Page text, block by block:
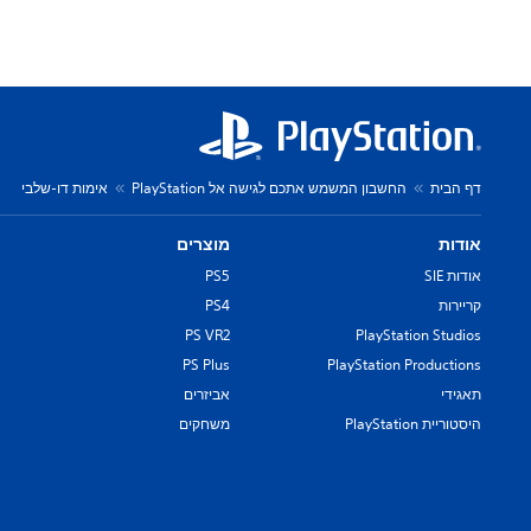
דף הבית החשבון המשמש אתכם לגישה אל PlayStation אימות דו-שלבי
אודות
אודות SIE
קריירות
PlayStation Studios
PlayStation Productions
תאגידי
היסטוריית PlayStation
מוצרים
PS5
PS4
PS VR2
PS Plus
אביזרים
משחקים